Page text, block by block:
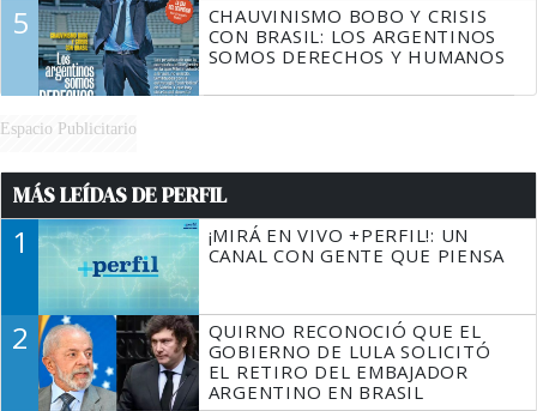
5
CHAUVINISMO BOBO Y CRISIS
CON BRASIL: LOS ARGENTINOS
SOMOS DERECHOS Y HUMANOS
Espacio Publicitario
MÁS LEÍDAS DE PERFIL
1
¡MIRÁ EN VIVO +PERFIL!: UN
CANAL CON GENTE QUE PIENSA
2
QUIRNO RECONOCIÓ QUE EL
GOBIERNO DE LULA SOLICITÓ
EL RETIRO DEL EMBAJADOR
ARGENTINO EN BRASIL